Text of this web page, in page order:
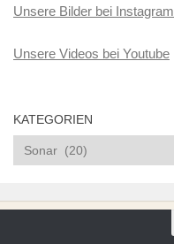
Unsere Bilder bei Instagram
Unsere Videos bei Youtube
KATEGORIEN
Kategorien